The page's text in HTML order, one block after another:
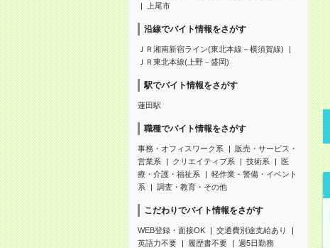
上尾市
沿線でバイト情報をさがす
ＪＲ湘南新宿ライン(東北本線－横須賀線)
ＪＲ東北本線(上野－盛岡)
駅でバイト情報をさがす
蓮田駅
職種でバイト情報をさがす
事務・オフィスワーク系
販売・サービス・
営業系
クリエイティブ系 技術系
医
療・介護・福祉系
軽作業・警備・イベント
系
調査・教育・その他
こだわりでバイト情報をさがす
WEB登録・面接OK
交通費別途支給あり
英語力不要
履歴書不要 週5日勤務